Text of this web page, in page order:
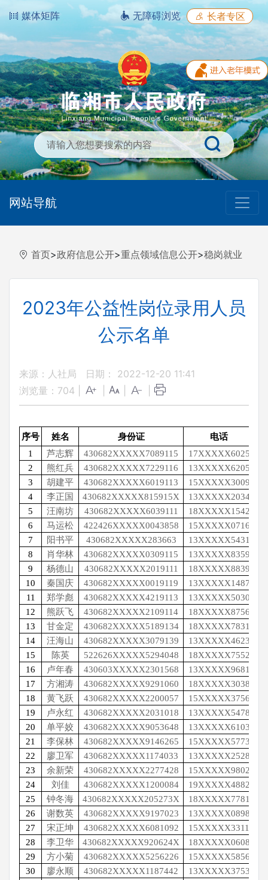
媒体矩阵 无障碍浏览 长者专区
网站导航
首页>政府信息公开>重点领域信息公开>稳岗就业
2023年公益性岗位录用人员
公示名单
来源：人社局
日期： 2022-12-20 11:41
浏览量： 704
序号 姓名 身份证
电话
1
芦志辉 430682XXXXX7089115
17XXXXX6025
2
熊红兵 430682XXXXX7229116
13XXXXX6205
3
胡建平 430682XXXXX6019113
15XXXXX3009
4
李正国 430682XXXXX815915X
13XXXXX2034
5
汪南坊 430682XXXXX6039111
18XXXXX1542
6
马运松 422426XXXXX0043858
15XXXXX0716
7
阳书平 430682XXXXX283663
13XXXXX5431
8
肖华林 430682XXXXX0309115
13XXXXX8359
9
杨德山 430682XXXXX2019111
18XXXXX8839
10
秦国庆 430682XXXXX0019119
13XXXXX1487
11
郑学彪 430682XXXXX4219113
13XXXXX5030
12
熊跃飞 430682XXXXX2109114
18XXXXX8756
13
甘金定 430682XXXXX5189134
18XXXXX7831
14
汪海山 430682XXXXX3079139
13XXXXX4623
15
陈英 522626XXXXX5294048
18XXXXX7552
16
卢年春 430603XXXXX2301568
13XXXXX9681
17
方湘涛 430682XXXXX9291060
18XXXXX3038
18
黄飞跃 430682XXXXX2200057
15XXXXX3756
19
卢永红 430682XXXXX2031018
13XXXXX5478
20
单平姣 430682XXXXX9053648
13XXXXX6103
21
李保林 430682XXXXX9146265 15XXXXX5773
22
廖卫军 430682XXXXX1174033
13XXXXX2528
23
余新荣 430682XXXXX2277428 15XXXXX9802
24
刘佳 430682XXXXX1200084 19XXXXX4882
25
钟冬海 430682XXXXX205273X 18XXXXX7781
26
谢数英 430682XXXXX9197023
13XXXXX0898
27
宋正坤 430682XXXXX6081092
15XXXXX3311
28
李卫华 430682XXXXX920624X 18XXXXX0608
29
方小菊 430682XXXXX5256226
15XXXXX5856
30
廖永顺 430682XXXXX1187442
13XXXXX3753